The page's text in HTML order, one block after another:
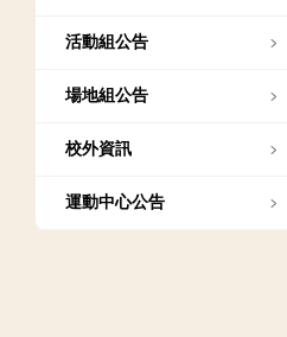
活動組公告
場地組公告
校外資訊
運動中心公告